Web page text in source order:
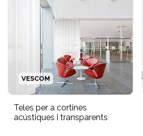
Teles per a cortines
acústiques i transparents
VESCOM